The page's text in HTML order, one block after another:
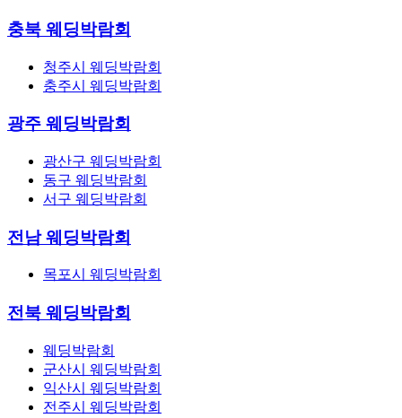
충북 웨딩박람회
청주시 웨딩박람회
충주시 웨딩박람회
광주 웨딩박람회
광산구 웨딩박람회
동구 웨딩박람회
서구 웨딩박람회
전남 웨딩박람회
목포시 웨딩박람회
전북 웨딩박람회
웨딩박람회
군산시 웨딩박람회
익산시 웨딩박람회
전주시 웨딩박람회